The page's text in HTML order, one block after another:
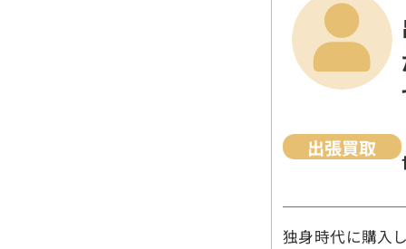
出張買取
独身時代に購入